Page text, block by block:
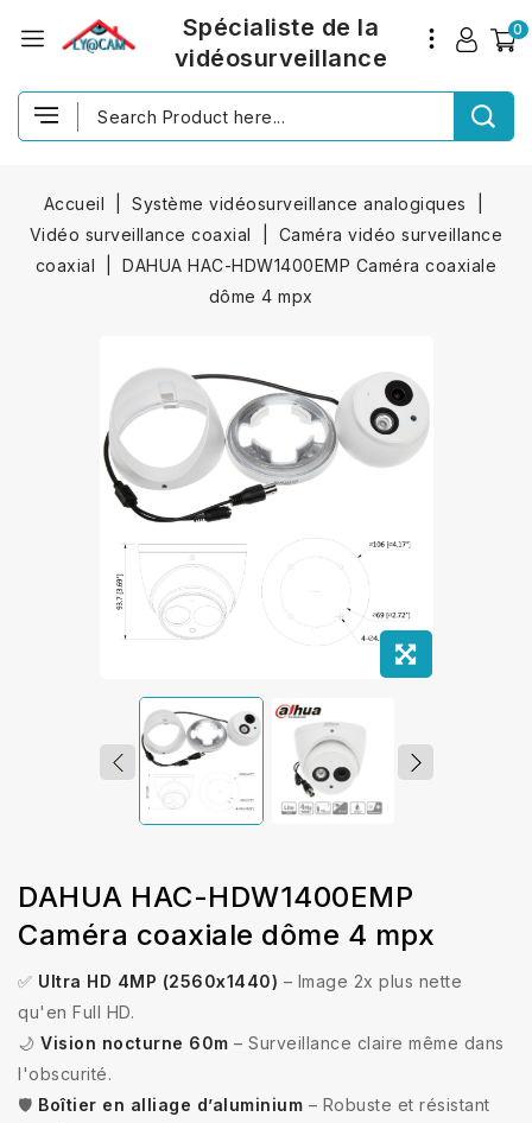
0
Spécialiste de la
vidéosurveillance
Accueil
Système vidéosurveillance analogiques
Vidéo surveillance coaxial
Caméra vidéo surveillance
coaxial
DAHUA HAC-HDW1400EMP Caméra coaxiale
dôme 4 mpx
DAHUA HAC-HDW1400EMP
Caméra coaxiale dôme 4 mpx
✅ Ultra HD 4MP (2560x1440) – Image 2x plus nette
qu'en Full HD.
🌙 Vision nocturne 60m – Surveillance claire même dans
l'obscurité.
🛡️ Boîtier en alliage d’aluminium – Robuste et résistant